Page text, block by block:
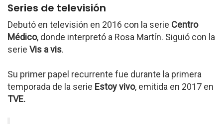
Series de televisión
Debutó en televisión en 2016 con la serie Centro
Médico, donde interpretó a Rosa Martín. Siguió con la
serie Vis a vis.
Su primer papel recurrente fue durante la primera
temporada de la serie Estoy vivo, emitida en 2017 en
TVE.